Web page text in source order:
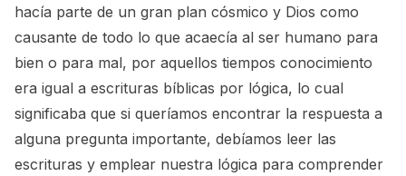
hacía parte de un gran plan cósmico y Dios como
causante de todo lo que acaecía al ser humano para
bien o para mal, por aquellos tiempos conocimiento
era igual a escrituras bíblicas por lógica, lo cual
significaba que si queríamos encontrar la respuesta a
alguna pregunta importante, debíamos leer las
escrituras y emplear nuestra lógica para comprender